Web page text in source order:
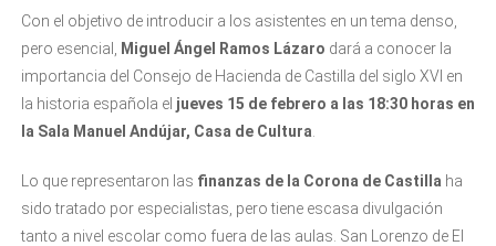
Con el objetivo de introducir a los asistentes en un tema denso,
pero esencial,
Miguel Ángel Ramos Lázaro dará a conocer la
importancia del Consejo de Hacienda de Castilla del siglo XVI en
la historia española el jueves 15 de febrero a las 18:30 horas en
la Sala Manuel Andújar, Casa de Cultura
Lo que representaron las finanzas de la Corona de Castilla ha
sido tratado por especialistas, pero tiene escasa divulgación
tanto a nivel escolar como fuera de las aulas. San Lorenzo de El